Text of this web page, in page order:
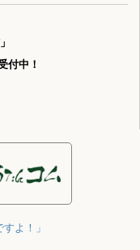
付中！
よ！」